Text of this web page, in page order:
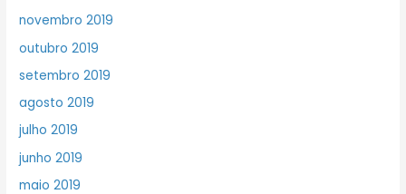
novembro 2019
outubro 2019
setembro 2019
agosto 2019
julho 2019
junho 2019
maio 2019